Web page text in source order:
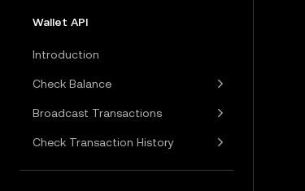
Wallet API
Introduction
Check Balance
Broadcast Transactions
Check Transaction History